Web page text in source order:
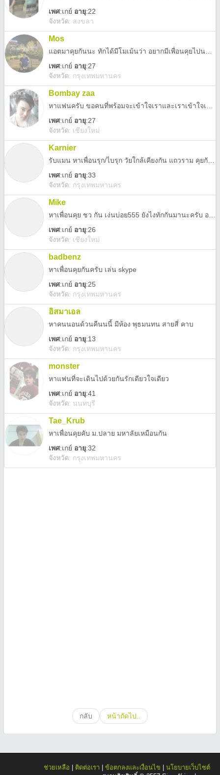
เพศ:เกย์ อายุ:22
จังหวัด: สงขลา
Mos
เพศ:เกย์ อายุ:27
จังหวัด: กรุงเทพมหานคร
Bombay zaa
เพศ:เกย์ อายุ:27
จังหวัด: เชียงใหม่
Karnier
เพศ:เกย์ อายุ:33
จังหวัด: กรุงเทพมหานคร
Mike
เพศ:เกย์ อายุ:26
จังหวัด: เชียงใหม่
badbenz
หาเพื่อนคุยกันครับ เล่น skype
เพศ:เกย์ อายุ:25
จังหวัด: กรุงเทพมหานคร
อิสมาเอล
หาคนนอนด้วนคืนนนี้ มีห้อง พุธมนทน สายสี่ คาบ
เพศ:เกย์ อายุ:13
จังหวัด: กรุงเทพมหานคร
monster
หาแฟนที่จะเดินไปด้วยกันรักเดียวใจเดียว
เพศ:เกย์ อายุ:41
จังหวัด: นนทบุรี
Tae_Krub
หาเพื่อนคุยคับ ม.ปลาย มหาลัยเหมือนกัน
เพศ:เกย์ อายุ:32
จังหวัด: กรุงเทพมหานคร
กลับ หน้าถัดไป..
ช่วยเหลือ ติดต่อเรา ข้อตกลงและเงื่อนไข
นโยบายเว็บไซต์